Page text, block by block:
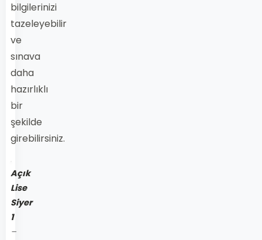
bilgilerinizi
tazeleyebilir
ve
sınava
daha
hazırlıklı
bir
şekilde
girebilirsiniz.
Açık
Lise
Siyer
1
–